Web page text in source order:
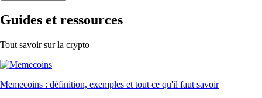
Guides et ressources
Tout savoir sur la crypto
Memecoins : définition, exemples et tout ce qu'il faut savoir